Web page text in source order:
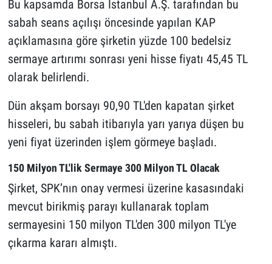
Bu kapsamda Borsa İstanbul A.Ş. tarafından bu
sabah seans açılışı öncesinde yapılan KAP
açıklamasına göre şirketin yüzde 100 bedelsiz
sermaye artırımı sonrası yeni hisse fiyatı 45,45 TL
olarak belirlendi.
Dün akşam borsayı 90,90 TL'den kapatan şirket
hisseleri, bu sabah itibarıyla yarı yarıya düşen bu
yeni fiyat üzerinden işlem görmeye başladı.
150 Milyon TL'lik Sermaye 300 Milyon TL Olacak
Şirket, SPK’nın onay vermesi üzerine kasasındaki
mevcut birikmiş parayı kullanarak toplam
sermayesini 150 milyon TL'den 300 milyon TL'ye
çıkarma kararı almıştı.